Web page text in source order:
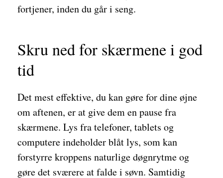
fortjener, inden du går i seng.
Skru ned for skærmene i god
tid
Det mest effektive, du kan gøre for dine øjne
om aftenen, er at give dem en pause fra
skærmene. Lys fra telefoner, tablets og
computere indeholder blåt lys, som kan
forstyrre kroppens naturlige døgnrytme og
gøre det sværere at falde i søvn. Samtidig